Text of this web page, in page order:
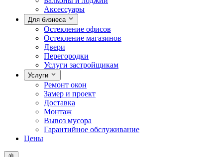
Аксессуары
Для бизнеса
Остекление офисов
Остекление магазинов
Двери
Перегородки
Услуги застройщикам
Услуги
Ремонт окон
Замер и проект
Доставка
Монтаж
Вывоз мусора
Гарантийное обслуживание
Цены